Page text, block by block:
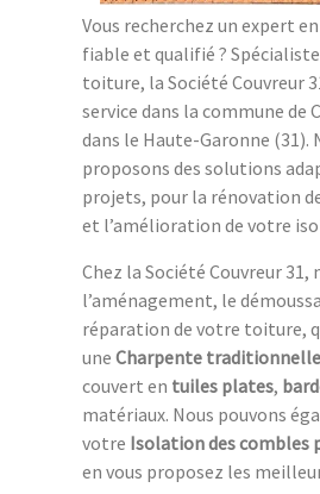
Vous recherchez un expert
fiable et qualifié ?
toiture, la Société Couvreur
service dans la commune de
dans le Haute-Garonne (31).
proposons des solutions
projets, pour la rénovation
et l’amélioration de votre
Chez la Société Couvreur 31,
l’aménagement, le
réparation de votre toiture,
une Charpente traditionnelle
couvert en tuiles plates,
matériaux. Nous pouvons
votre Isolation des combles
en vous proposez les